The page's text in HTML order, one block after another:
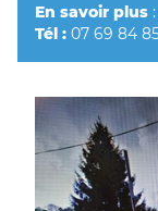
En savoir plus :
Tél : 07 69 84